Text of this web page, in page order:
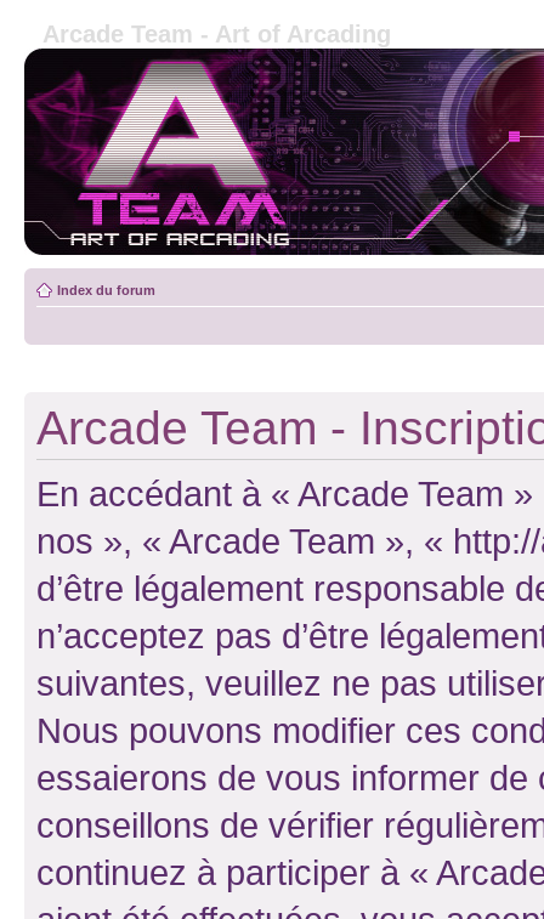
Arcade Team - Art of Arcading
Index du forum
Arcade Team -
En accédant à « Arcade Team
nos », « Arcade Team », «
d’être légalement responsable
n’acceptez pas d’être
suivantes, veuillez ne pas
Nous pouvons modifier ces
essaierons de vous informer
conseillons de vérifier
continuez à participer à «